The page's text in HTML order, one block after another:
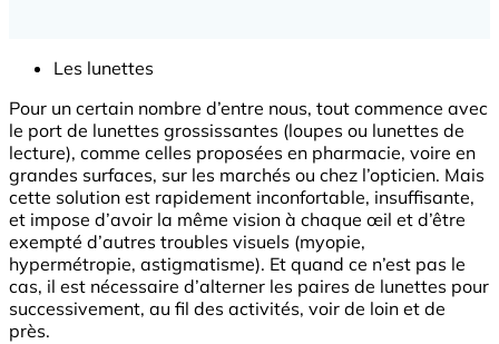
Les lunettes
Pour un certain nombre d’entre nous, tout commence avec
le port de lunettes grossissantes (loupes ou lunettes de
lecture), comme celles proposées en pharmacie, voire en
grandes surfaces, sur les marchés ou chez l’opticien. Mais
cette solution est rapidement inconfortable, insuffisante,
et impose d’avoir la même vision à chaque œil et d’être
exempté d’autres troubles visuels (myopie,
hypermétropie, astigmatisme). Et quand ce n’est pas le
cas, il est nécessaire d’alterner les paires de lunettes pour
successivement, au fil des activités, voir de loin et de
près.